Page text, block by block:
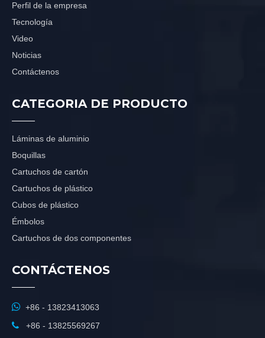
Perfil de la empresa
Tecnología
Video
Noticias
Contáctenos
CATEGORIA DE PRODUCTO
Láminas de aluminio
Boquillas
Cartuchos de cartón
Cartuchos de plástico
Cubos de plástico
Émbolos
Cartuchos de dos componentes
CONTÁCTENOS
 +86 - 13823413063
 +86 - 13825569267